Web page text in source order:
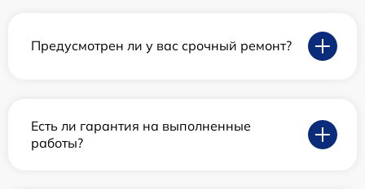
Предусмотрен ли у вас срочный ремонт?
Есть ли гарантия на выполненные
работы?